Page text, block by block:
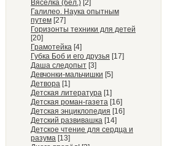
Вяселка (бел.) [2]
Галилео. Наука опытным
путем [27]
Горизонты техники для детей
[20]
Грамотейка [4]
Губка Боб и его друзья [17]
Даша следопыт [3]
Девчонки-мальчишки [5]
Детвора [1]
Детская литература [1]
Детская роман-газета [16]
Детская энциклопедия [16]
Детский развивашка [14]
Детское чтение для сердца и
разума [13]